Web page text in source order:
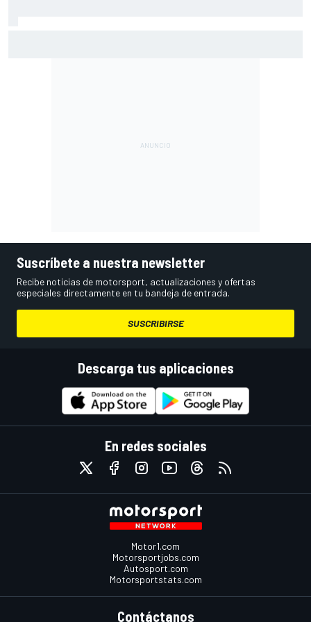
Suscríbete a nuestra newsletter
Recibe noticias de motorsport, actualizaciones y ofertas
especiales directamente en tu bandeja de entrada.
SUSCRIBIRSE
Descarga tus aplicaciones
En redes sociales
Motor1.com
Motorsportjobs.com
Autosport.com
Motorsportstats.com
Contáctanos